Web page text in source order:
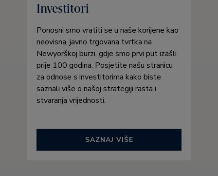
Investitori
Ponosni smo vratiti se u naše korijene kao
neovisna, javno trgovana tvrtka na
Newyorškoj burzi, gdje smo prvi put izašli
prije 100 godina. Posjetite našu stranicu
za odnose s investitorima kako biste
saznali više o našoj strategiji rasta i
stvaranja vrijednosti.
SAZNAJ VIŠE